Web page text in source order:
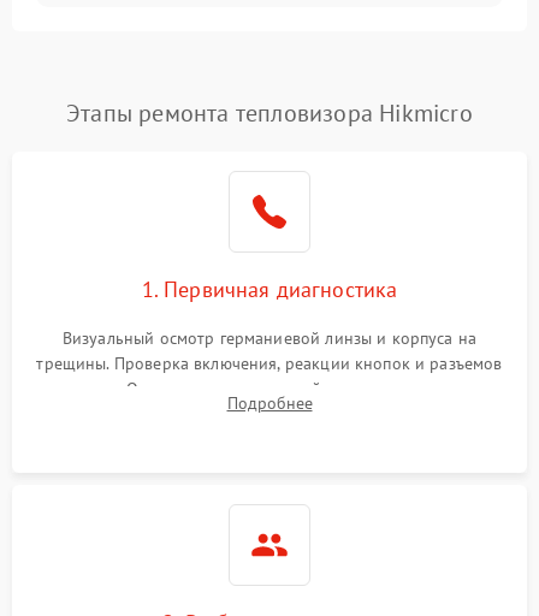
Сбои коммуникаций и интерфейсов
Экран (дисплей)
Этапы ремонта тепловизора Hikmicro
1. Первичная диагностика
Визуальный осмотр германиевой линзы и корпуса на
трещины. Проверка включения, реакции кнопок и разъемов
зарядки. Оценка вывода тепловой сигнатуры на экран,
проверка базовых функций и считывание системных
Подробнее